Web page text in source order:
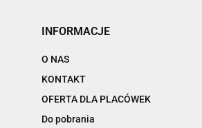
INFORMACJE
O NAS
KONTAKT
OFERTA DLA PLACÓWEK
Do pobrania